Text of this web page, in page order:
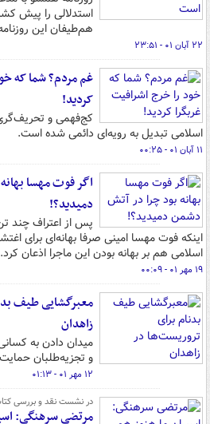
استدلالی را پیش
هم‌طیفان این
۲۲ آبان ۰۱ - ۲۳:۵۱
غم مردم؟ شما که
کردید!
کج‌فهمی و
اسلامی تبدیل به رویه‌ای دائمی شده است.
۱۱ آبان ۰۱ - ۰۰:۲۵
اگر فوت مهسا
دمیدید؟!
پس از اعتراف چند
اینکه فوت مهسا امینی صرفا بهانه‌ای برای
اسلامی هم بر بهانه بودن این ماجرا اذعان کرد.
۱۹ مهر ۰۱ - ۰۰:۰۹
معبرگشایی طیف
زاهدان
میدان دادن به
و تجزیه‌طلبان
۱۲ مهر ۰۱ - ۰۱:۱۳
در نشست نقد و بررسی کتاب
مرتضی سرهنگی: